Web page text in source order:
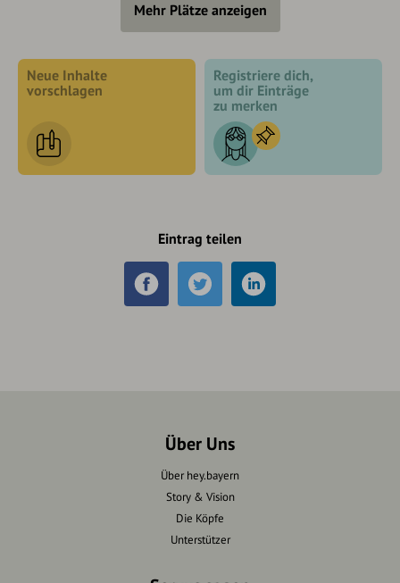
Mehr Plätze anzeigen
Neue Inhalte
vorschlagen
Registriere dich,
um dir Einträge
zu merken
Eintrag teilen
Über Uns
Über hey.bayern
Story & Vision
Die Köpfe
Unterstützer